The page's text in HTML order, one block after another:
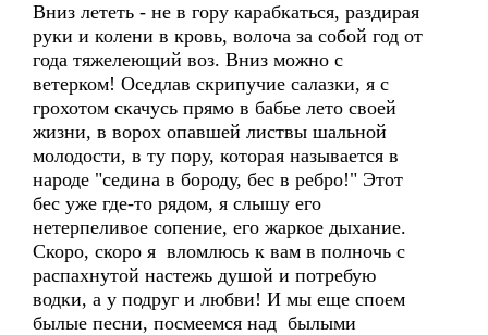
Вниз лететь - не в гору карабкаться, раздирая
руки и колени в кровь, волоча за собой год от
года тяжелеющий воз. Вниз можно с
ветерком! Оседлав скрипучие салазки, я с
грохотом скачусь прямо в бабье лето своей
жизни, в ворох опавшей листвы шальной
молодости, в ту пору, которая называется в
народе "седина в бороду, бес в ребро!" Этот
бес уже где-то рядом, я слышу его
нетерпеливое сопение, его жаркое дыхание.
Скоро, скоро я вломлюсь к вам в полночь с
распахнутой настежь душой и потребую
водки, а у подруг и любви! И мы еще споем
былые песни, посмеемся над былыми